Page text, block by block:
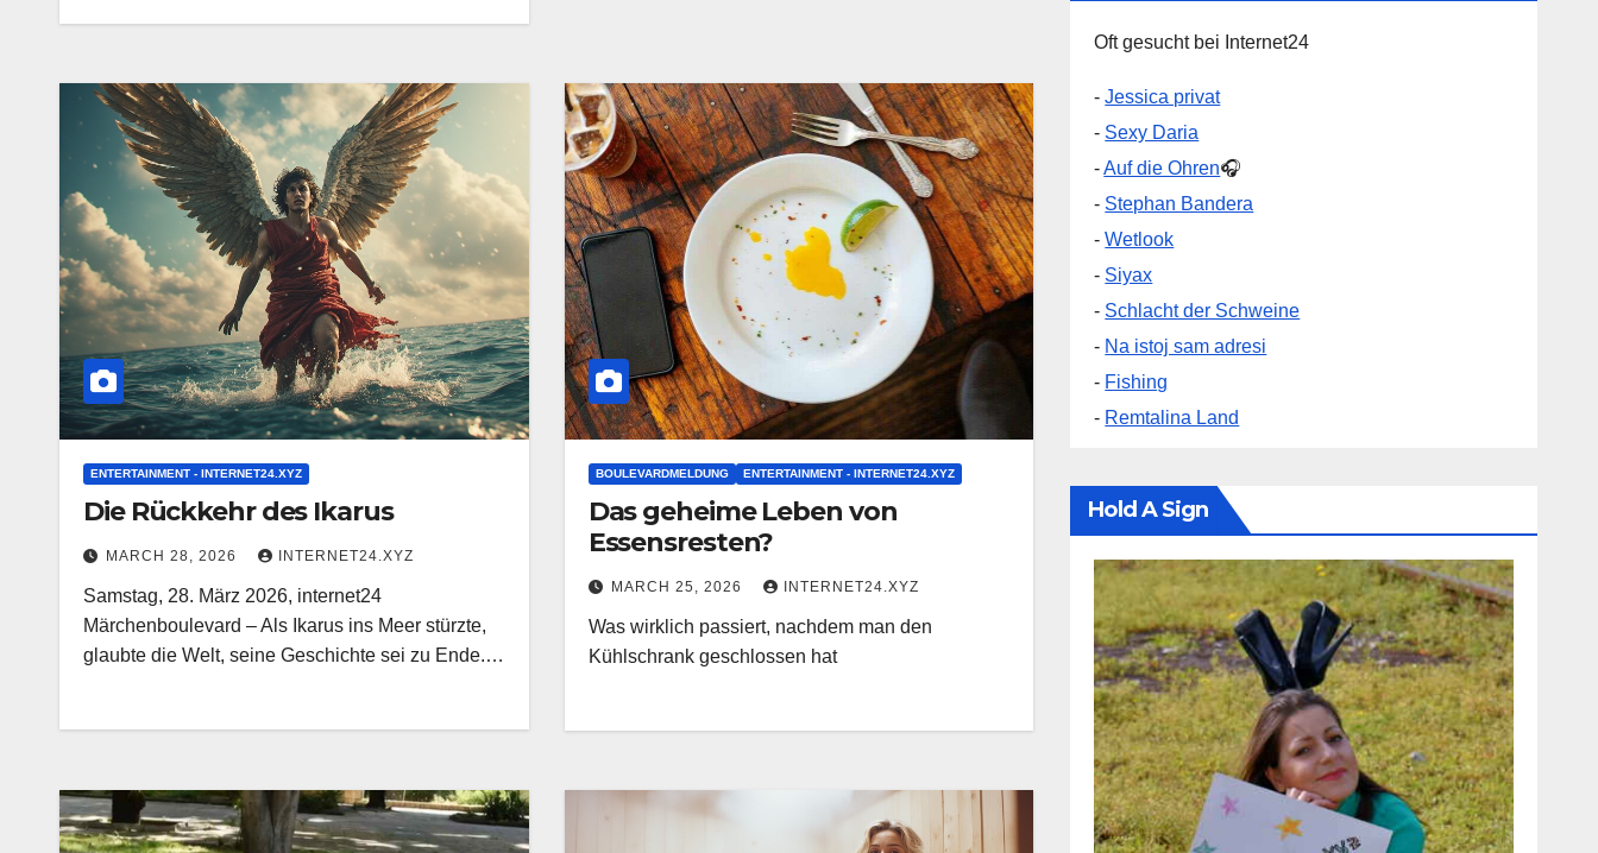
ENTERTAINMENT - INTERNET24.XYZ
Die Rückkehr des Ikarus
MARCH 28, 2026 INTERNET24.XYZ
Samstag, 28. März 2026, internet24
Märchenboulevard – Als Ikarus ins Meer stürzte,
glaubte die Welt, seine Geschichte sei zu Ende.…
BOULEVARDMELDUNG ENTERTAINMENT - INTERNET24.XYZ
Das geheime Leben von
Essensresten?
MARCH 25, 2026 INTERNET24.XYZ
Was wirklich passiert, nachdem man den
Kühlschrank geschlossen hat
Oft gesucht bei Internet24
-Jessica privat
- Sexy Daria
-Auf die Ohren🎧
- Stephan Bandera
-Wetlook
- Siyax
- Schlacht der Schweine
- Na istoj sam adresi
- Fishing
- Remtalina Land
Hold A Sign